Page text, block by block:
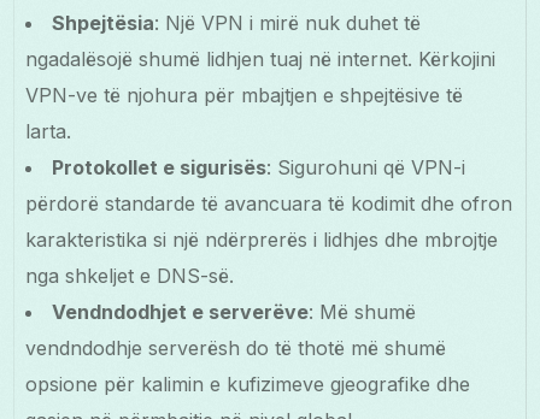
Shpejtësia: Një VPN i mirë nuk duhet të
ngadalësojë shumë lidhjen tuaj në internet. Kërkojini
VPN-ve të njohura për mbajtjen e shpejtësive të
larta.
Protokollet e sigurisës: Sigurohuni që VPN-i
përdorë standarde të avancuara të kodimit dhe ofron
karakteristika si një ndërprerës i lidhjes dhe mbrojtje
nga shkeljet e DNS-së.
Vendndodhjet e serverëve: Më shumë
vendndodhje serverësh do të thotë më shumë
opsione për kalimin e kufizimeve gjeografike dhe